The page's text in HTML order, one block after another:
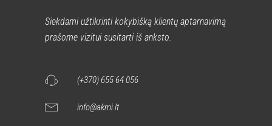
Siekdami užtikrinti kokybišką klientų aptarnavimą
prašome vizitui susitarti iš anksto.
(+370) 655 64 056
info@akmi.lt